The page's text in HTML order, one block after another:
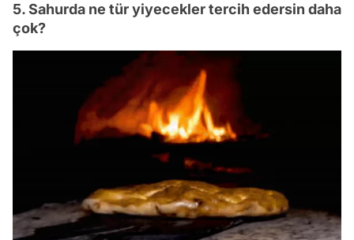
5. Sahurda ne tür yiyecekler tercih edersin daha
çok?